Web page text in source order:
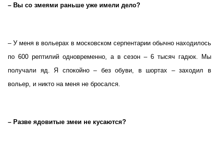
– Вы со змеями раньше уже имели дело?
– У меня в вольерах в московском серпентарии обычно находилось
по 600 рептилий одновременно, а в сезон – 6 тысяч гадюк. Мы
получали яд. Я спокойно – без обуви, в шортах – заходил в
вольер, и никто на меня не бросался.
– Разве ядовитые змеи не кусаются?